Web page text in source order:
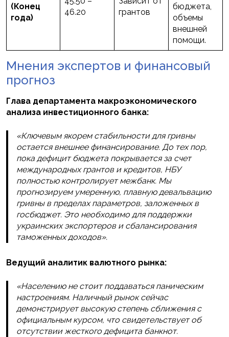
(Конец
года)
46.20
грантов
бюджета,
объемы
внешней
помощи.
Мнения экспертов и финансовый
прогноз
Глава департамента макроэкономического
анализа инвестиционного банка:
«Ключевым якорем стабильности для гривны
остается внешнее финансирование. До тех пор,
пока дефицит бюджета покрывается за счет
международных грантов и кредитов, НБУ
полностью контролирует межбанк. Мы
прогнозируем умеренную, плавную девальвацию
гривны в пределах параметров, заложенных в
госбюджет. Это необходимо для поддержки
украинских экспортеров и сбалансирования
таможенных доходов».
Ведущий аналитик валютного рынка:
«Населению не стоит поддаваться паническим
настроениям. Наличный рынок сейчас
демонстрирует высокую степень сближения с
официальным курсом, что свидетельствует об
отсутствии жесткого дефицита банкнот.